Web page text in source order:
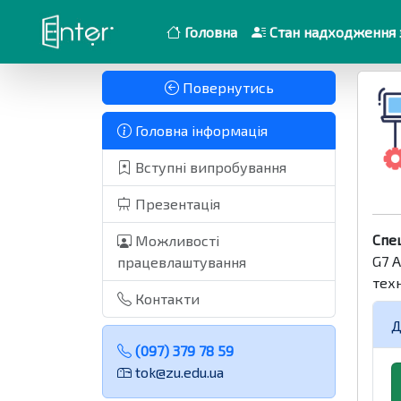
Головна Стан надходження
Повернутись
Головна інформація
Вступні випробування
Презентація
Можливості
працевлаштування
Контакти
(097) 379 78 59
tok@zu.edu.ua
G7